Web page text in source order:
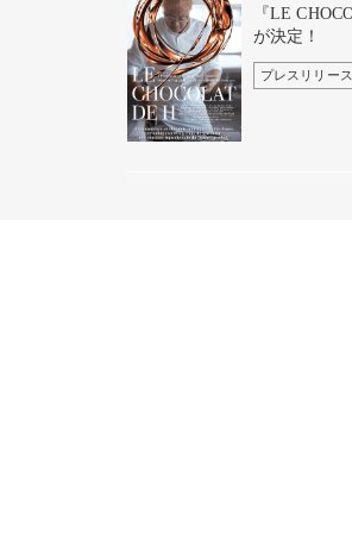
『LE
が決定！
プレスリリース